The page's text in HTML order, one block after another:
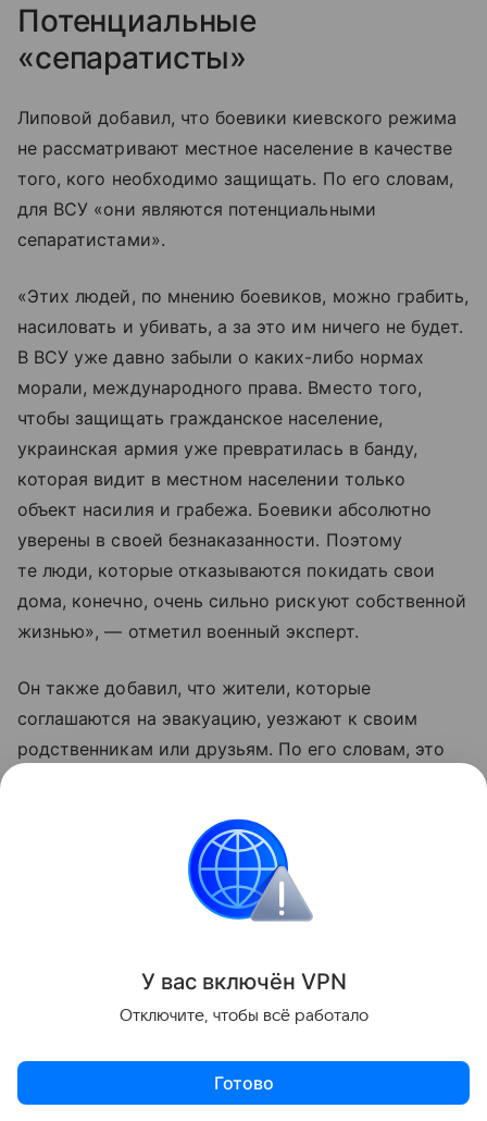
Потенциальные
«сепаратисты»
Липовой добавил, что боевики киевского режима
не рассматривают местное население в качестве
того, кого необходимо защищать. По его словам,
для ВСУ «они являются потенциальными
сепаратистами».
«Этих людей, по мнению боевиков, можно грабить,
насиловать и убивать, а за это им ничего не будет.
В ВСУ уже давно забыли о каких-либо нормах
морали, международного права. Вместо того,
чтобы защищать гражданское население,
украинская армия уже превратилась в банду,
которая видит в местном населении только
объект насилия и грабежа. Боевики абсолютно
уверены в своей безнаказанности. Поэтому
те люди, которые отказываются покидать свои
дома, конечно, очень сильно рискуют собственной
жизнью», — отметил военный эксперт.
Он также добавил, что жители, которые
соглашаются на эвакуацию, уезжают к своим
родственникам или друзьям. По его словам, это
и якобы победит Москву».
Россия Эксклюзив
Поделиться
У вас включён VPN
Отключите, чтобы всё работало
Готово